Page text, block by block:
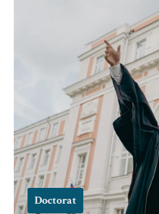
Doctorat